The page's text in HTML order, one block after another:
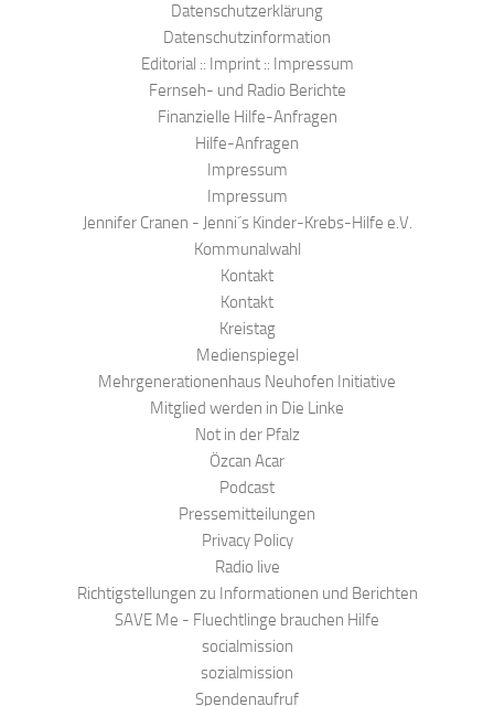
Datenschutzerklärung
Datenschutzinformation
Editorial :: Imprint :: Impressum
Fernseh- und Radio Berichte
Finanzielle Hilfe-Anfragen
Hilfe-Anfragen
Impressum
Impressum
Jennifer Cranen - Jenni´s Kinder-Krebs-Hilfe e.V.
Kommunalwahl
Kontakt
Kontakt
Kreistag
Medienspiegel
Mehrgenerationenhaus Neuhofen Initiative
Mitglied werden in Die Linke
Not in der Pfalz
Özcan Acar
Podcast
Pressemitteilungen
Privacy Policy
Radio live
Richtigstellungen zu Informationen und Berichten
SAVE Me - Fluechtlinge brauchen Hilfe
socialmission
sozialmission
Spendenaufruf